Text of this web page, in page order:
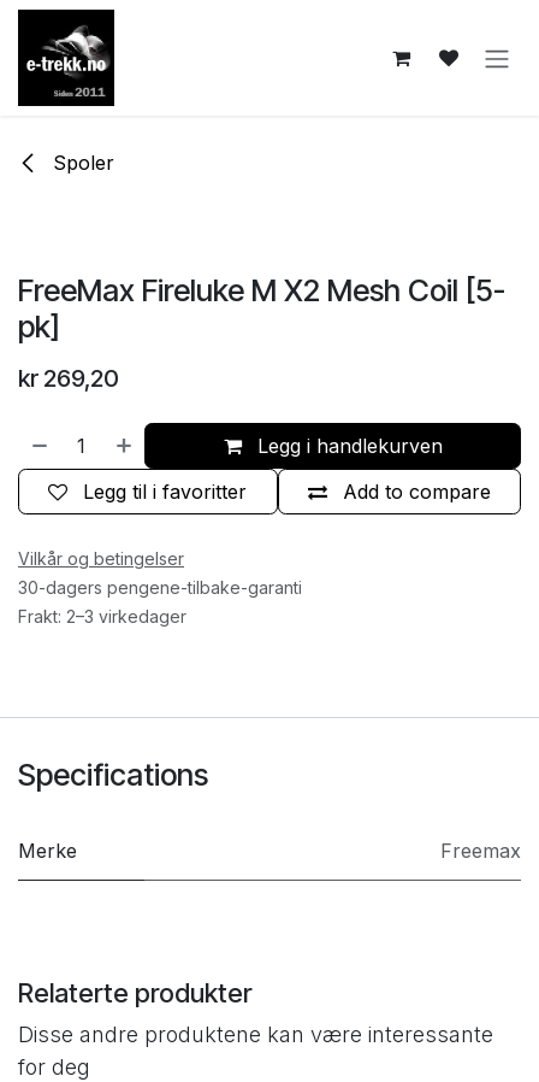
Skip to Content
Spoler
FreeMax Fireluke M X2 Mesh Coil [5-
pk]
kr 269,20
Legg i handlekurven
Add to compare
Legg til i favoritter
Vilkår og betingelser
30-dagers pengene-tilbake-garanti
Frakt: 2–3 virkedager
Specifications
Merke Freemax
Relaterte produkter
Disse andre produktene kan være interessante
for deg